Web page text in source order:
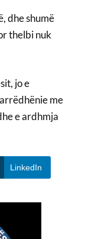
dhe shumë
thelbi nuk
jo e
me
e ardhmja
LinkedIn